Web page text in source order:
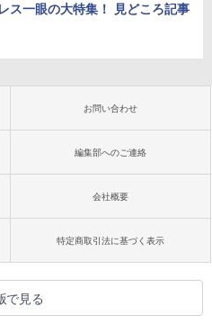
ス一眼の大特集！ 見どころ記事
お問い合わせ
編集部へのご連絡
会社概要
特定商取引法に基づく表示
で見る